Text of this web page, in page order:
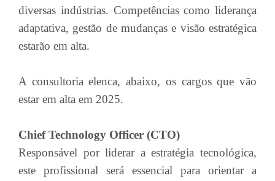
diversas indústrias. Competências como liderança
adaptativa, gestão de mudanças e visão estratégica
estarão em alta.
A consultoria elenca, abaixo, os cargos que vão
estar em alta em 2025.
Chief Technology Officer (CTO)
Responsável por liderar a estratégia tecnológica,
este profissional será essencial para orientar a